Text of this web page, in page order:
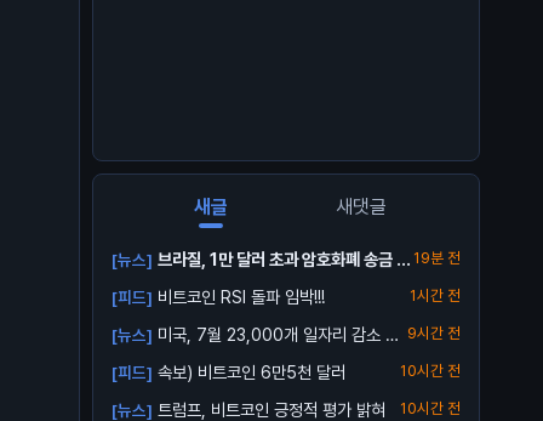
새글 새댓글
[뉴스] 브라질, 1만 달러 초과 암호화폐 송금 지
연 ...
19분 전
[피드] 비트코인 RSI 돌파 임박!!! 1시간 전
[뉴스] 미국, 7월 23,000개 일자리 감소 발 9시간 전
[피드] 속보) 비트코인 6만5천 달러 10시간 전
[뉴스] 트럼프, 비트코인 긍정적 평가 밝혀 10시간 전